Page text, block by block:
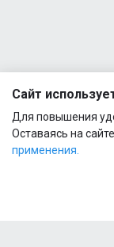
Сайт
Для повышения
Оставаясь на
применения.